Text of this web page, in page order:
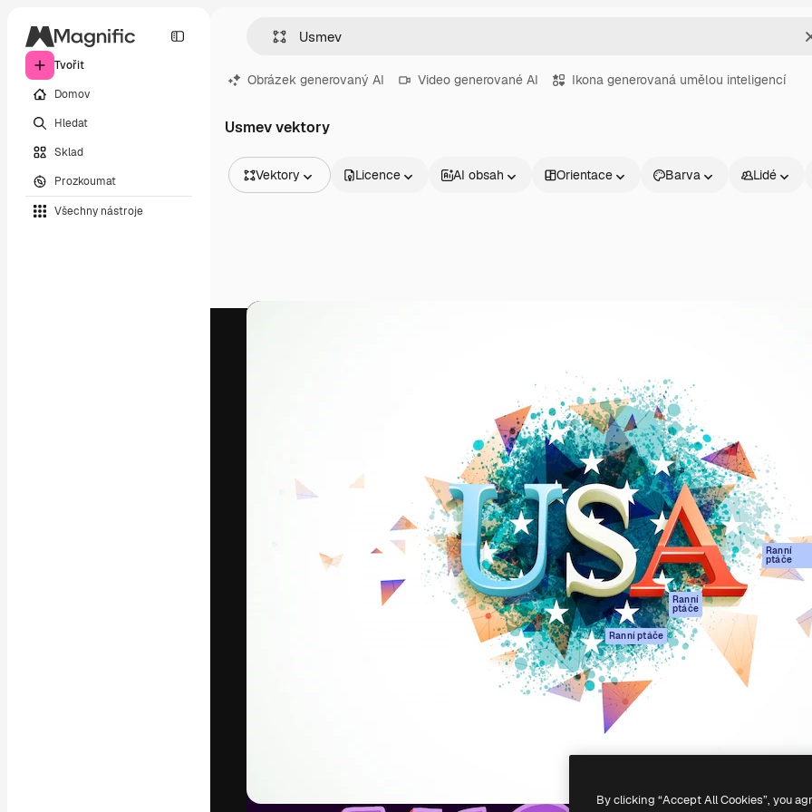
Tvořit
Domov
Hledat
Sklad
Prozkoumat
Všechny nástroje
Obrázek generovaný AI Video generované AI Ikona generovaná umělou inteligencí
Usmev vektory
Vektory
Videa
Licence AI obsah Orientace Barva Lidé
Kreativní platforma pro tvorbu vaší nejlepší
práce. Více než 1 milion předplatitelů napříč
kreativci, podniky, agenturami a studii.
Čeština
Produkty
Spaces
AI asistent
AI generátor
obrázků
AI generátor videa
AI hlasový
generátor
Stock obsah
MCP pro
Claude/ChatGPT
Ranní
ptáče
Agenti Ranní ptáče
API
Mobilní aplikace
Všechny nástroje
Magnific
Dokumentace
Podpora
Podmínky použití
Zásady ochrany
osobních údajů
Originály Ranní
ptáče
Zásady používání
souborů cookie
Centrum důvěry
Partneři
Firmy
By clicking “Accept All Cookies”, you